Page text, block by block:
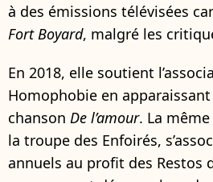
à des émissions télévisées
Fort Boyard, malgré les
En 2018, elle soutient
Homophobie en
chanson De l’amour. La
la troupe des Enfoirés,
annuels au profit des Restos